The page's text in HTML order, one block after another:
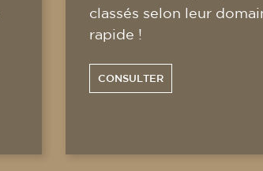
classés selon leur
rapide !
CONSULTER